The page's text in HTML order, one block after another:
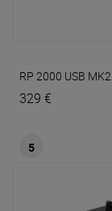
RP 2000 USB MK2
329 €
5